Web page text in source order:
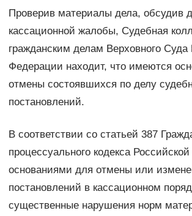
Проверив материалы дела, обсудив
кассационной жалобы, Судебная
гражданским делам Верховного Суда
Федерации находит, что имеются
отмены состоявшихся по делу
постановлений.
В соответствии со статьей 387
процессуального кодекса
основаниями для отмены или
постановлений в кассационном
существенные нарушения норм